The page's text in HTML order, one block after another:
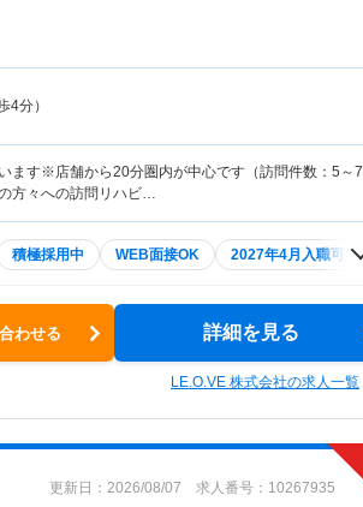
4分）
ます※店舗から20分圏内が中心です（訪問件数：5～7
方々への訪問リハビ…
積極採用中 WEB面接OK 2027年4月入職可
わせる 詳細を見る
LE.O.VE 株式会社の求人一覧
更新日：2026/08/07 求人番号：10267935